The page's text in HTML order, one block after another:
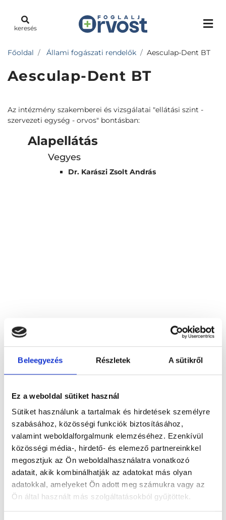
Beleegyezés Részletek A sütikről
Ez a weboldal sütiket használ
Sütiket használunk a tartalmak és hirdetések személyre
szabásához, közösségi funkciók biztosításához,
valamint weboldalforgalmunk elemzéséhez. Ezenkívül
közösségi média-, hirdető- és elemező partnereinkkel
megosztjuk az Ön weboldalhasználatra vonatkozó
adatait, akik kombinálhatják az adatokat más olyan
adatokkal, amelyeket Ön adott meg számukra vagy az
Ön által használt más szolgáltatásokból gyűjtöttek.
keresés
Főoldal Állami fogászati rendelők Aesculap-Dent BT
Aesculap-Dent BT
Az intézmény szakemberei és vizsgálatai "ellátási szint -
szervezeti egység - orvos" bontásban:
Alapellátás
Vegyes
Dr. Karászi Zsolt András
Aesculap-Dent BT
Foglalj időpontot megbízható
magánorvosokhoz most!
Válassz szakterületet